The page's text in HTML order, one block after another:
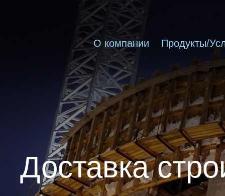
О компании Продукты/
Доставка